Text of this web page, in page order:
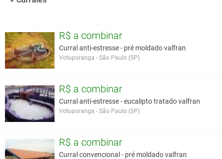
R$ a combinar
Curral anti-estresse - pré moldado valfran
Votuporanga - São Paulo (SP)
R$ a combinar
Curral anti-estresse - eucalipto tratado valfran
Votuporanga - São Paulo (SP)
R$ a combinar
Curral convencional - pré moldado valfran